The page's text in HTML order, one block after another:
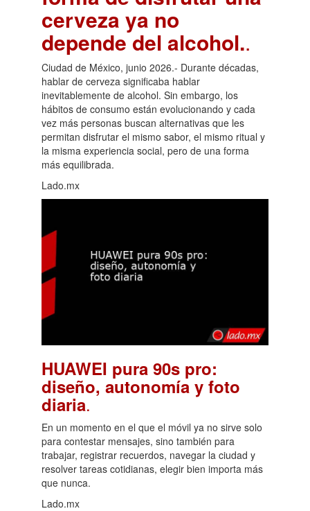
cerveza ya no
depende del alcohol..
Ciudad de México, junio 2026.- Durante décadas,
hablar de cerveza significaba hablar
inevitablemente de alcohol. Sin embargo, los
hábitos de consumo están evolucionando y cada
vez más personas buscan alternativas que les
permitan disfrutar el mismo sabor, el mismo ritual y
la misma experiencia social, pero de una forma
más equilibrada.
Lado.mx
HUAWEI pura 90s pro:
diseño, autonomía y foto
diaria.
En un momento en el que el móvil ya no sirve solo
para contestar mensajes, sino también para
trabajar, registrar recuerdos, navegar la ciudad y
resolver tareas cotidianas, elegir bien importa más
que nunca.
Lado.mx